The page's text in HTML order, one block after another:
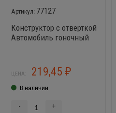
77127
Конструктор с отверткой
Автомобиль гоночный
ЦЕНА: 219,45 ₽
В наличии
- +